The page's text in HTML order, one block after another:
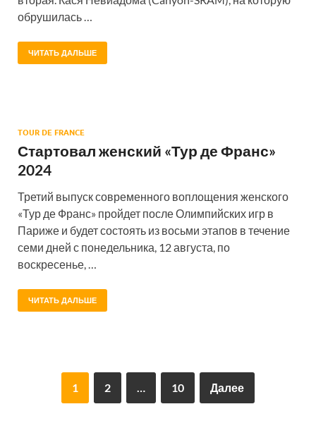
обрушилась …
ЧИТАТЬ ДАЛЬШЕ
TOUR DE FRANCE
Стартовал женский «Тур де Франс»
2024
Третий выпуск современного воплощения женского
«Тур де Франс» пройдет после Олимпийских игр в
Париже и будет состоять из восьми этапов в течение
семи дней с понедельника, 12 августа, по
воскресенье, …
ЧИТАТЬ ДАЛЬШЕ
1 2 … 10 Далее